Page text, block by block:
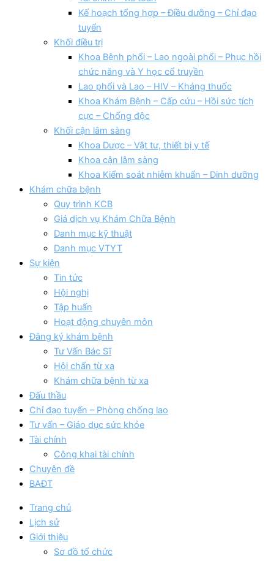
Kế hoạch tổng hợp – Điều dưỡng – Chỉ đạo
tuyển
Khối điều trị
Khoa Bệnh phổi – Lao ngoài phổi – Phục hồi
chức năng và Y học cổ truyền
Lao phổi và Lao – HIV – Kháng thuốc
Khoa Khám Bệnh – Cấp cứu – Hồi sức tích
cực – Chống độc
Khối cận lâm sàng
Khoa Dược – Vật tư, thiết bị y tế
Khoa cận lâm sàng
Khoa Kiểm soát nhiễm khuẩn – Dinh dưỡng
Khám chữa bệnh
Quy trình KCB
Giá dịch vụ Khám Chữa Bệnh
Danh mục kỹ thuật
Danh mục VTYT
Sự kiện
Tin tức
Hội nghị
Tập huấn
Hoạt động chuyên môn
Đăng ký khám bệnh
Tư Vấn Bác Sĩ
Hội chẩn từ xa
Khám chữa bệnh từ xa
Đấu thầu
Chỉ đạo tuyến – Phòng chống lao
Tư vấn – Giáo dục sức khỏe
Tài chính
Công khai tài chính
Chuyên đề
BAĐT
Trang chủ
Lịch sử
Giới thiệu
Sơ đồ tổ chức